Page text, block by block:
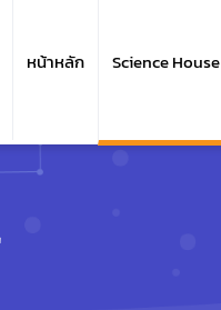
navigation
หน้าหลัก Science House